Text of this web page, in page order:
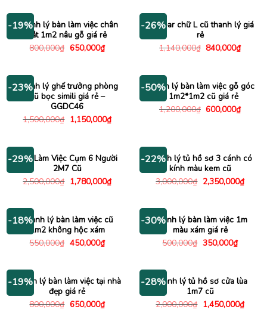
730,000₫.
-19%
Thanh lý bàn làm việc chân
sắt 1m2 nâu gỗ giá rẻ
800,000₫ Giá
650,000₫Giá
hiện
650,000₫.
-26%
Bàn bar chữ L cũ thanh lý giá
rẻ
1,140,000₫ Giá
840,000₫Giá
hiện
-23%
Thanh lý ghế trưởng phòng
cũ bọc simili giá rẻ –
GGDC46
1,500,000₫ Giá
gốc
1,150,000₫Giá
hiện
1,150,000₫.
-50%
Thanh lý bàn làm việc gỗ góc
L 1m2*1m2 cũ giá rẻ
1,200,000₫ Giá
600,000₫Giá
hiện
-29%
Bàn Làm Việc Cụm 6 Người
2M7 Cũ
2,500,000₫ Giá
gốc
1,780,000₫Giá
hiện
1,780,000₫.
-22%
Thanh lý tủ hồ sơ 3 cánh có
kính màu kem cũ
3,000,000₫ Giá
gốc
2,350,000₫Giá
hiện
-18%Thanh lý bàn làm việc cũ
1m2 không hộc xám
550,000₫ Giá
450,000₫Giá
hiện
450,000₫.
-30%Thanh lý bàn làm việc 1m
màu xám giá rẻ
500,000₫ Giá
350,000₫Giá
hiện
-19%
Thanh lý bàn làm việc tại nhà
đẹp giá rẻ
800,000₫ Giá
650,000₫Giá
hiện
-28%Thanh lý tủ hồ sơ cửa lùa
1m7 cũ
2,000,000₫ Giá
gốc
1,450,000₫Giá
hiện